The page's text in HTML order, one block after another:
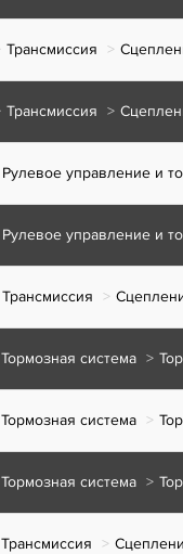
Трансмиссия
Трансмиссия
Рулевое управление и
Рулевое управление и
Трансмиссия
Тормозная система
Тормозная система
Тормозная система
Трансмиссия